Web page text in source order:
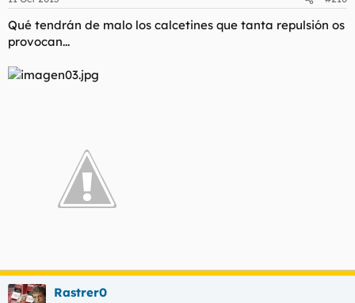
Qué tendrán de malo los calcetines que tanta repulsión os
provocan...
Rastrer0